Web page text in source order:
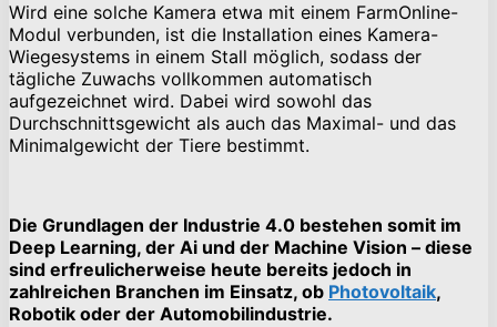
Wird eine solche Kamera etwa mit einem FarmOnline-
Modul verbunden, ist die Installation eines Kamera-
Wiegesystems in einem Stall möglich, sodass der
tägliche Zuwachs vollkommen automatisch
aufgezeichnet wird. Dabei wird sowohl das
Durchschnittsgewicht als auch das Maximal- und das
Minimalgewicht der Tiere bestimmt.
Die Grundlagen der Industrie 4.0 bestehen somit im
Deep Learning, der Ai und der Machine Vision – diese
sind erfreulicherweise heute bereits jedoch in
zahlreichen Branchen im Einsatz, ob Photovoltaik,
Robotik oder der Automobilindustrie.